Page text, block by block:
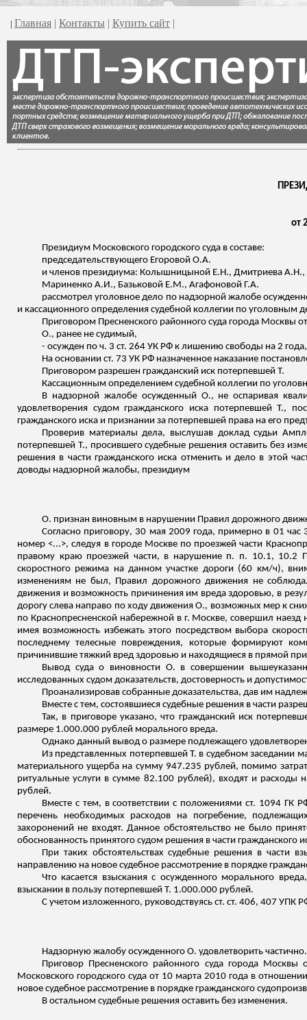
| Главная | Контакты | Купить сайт |
от
Президиум Московского городского суда в составе:
председательствующего Егоровой О.А.
и членов президиума: Колышницыной Е.Н., Дмитриева А.Н.,
Мариненко А.И., Базьковой Е.М., Агафоновой Г.А.
рассмотрел уголовное дело по надзорной жалобе
и кассационного определения судебной коллегии по уголовным
Приговором Пресненского районного суда города Москвы
О., ранее не судимый,
- осужден по ч. 3 ст. 264 УК РФ к лишению свободы на 2
На основании ст. 73 УК РФ назначенное наказание
Приговором разрешен гражданский иск потерпевшей Т.
Кассационным определением судебной коллегии по
В надзорной жалобе осужденный О., не оспаривая
удовлетворения судом гражданского иска потерпевшей Т.,
гражданского иска и признании за потерпевшей права на его
Проверив материалы дела, выслушав доклад судьи
потерпевшей Т., просившего судебные решения оставить без
решения в части гражданского иска отменить и дело в этой
доводы надзорной жалобы, президиум
О. признан виновным в нарушении Правил дорожного
Согласно приговору, 30 мая 2009 года, примерно в 01
номер <...>, следуя в городе Москве по проезжей части
правому краю проезжей части, в нарушение п. п. 10.1, 10.2
скоростного режима на данном участке дороги (60 км/ч),
изменениям не был, Правил дорожного движения не
движения и возможность причинения им вреда здоровью, в
дорогу слева направо по ходу движения О., возможных мер к
по Краснопресненской набережной в г. Москве, совершил
имея возможность избежать этого посредством выбора
последнему телесные повреждения, которые формируют
причинившие тяжкий вред здоровью и находящиеся в прямой
Вывод суда о виновности О. в совершении
исследованных судом доказательств, достоверность и
Проанализировав собранные доказательства, дав им
Вместе с тем, состоявшиеся судебные решения в части
Так, в приговоре указано, что гражданский иск
размере 1.000.000 рублей морального вреда.
Однако данный вывод о размере подлежащего
Из представленных потерпевшей Т. в судебном заседании
материального ущерба на сумму 947.235 рублей, помимо
ритуальные услуги в сумме 82.100 рублей), входят и расходы
рублей.
Вместе с тем, в соответствии с положениями ст. 1094
перечень необходимых расходов на погребение,
захоронений не входят. Данное обстоятельство не было
обоснованность принятого судом решения в части гражданского
При таких обстоятельствах судебные решения в части
направлению на новое судебное рассмотрение в порядке
Что касается взыскания с осужденного морального
взыскании в пользу потерпевшей Т. 1.000.000 рублей.
С учетом изложенного, руководствуясь ст. ст. 406, 407 УПК
Надзорную жалобу осужденного О. удовлетворить частично.
Приговор Пресненского районного суда города
Московского городского суда от 10 марта 2010 года в
новое судебное рассмотрение в порядке гражданского
В остальном судебные решения оставить без изменения.